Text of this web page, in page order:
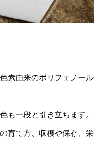
素由来のポリフェノール
も一段と引き立ちます。
育て方、収穫や保存、栄